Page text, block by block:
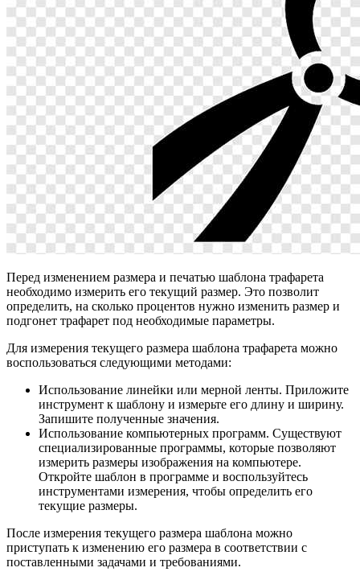
Перед изменением размера и печатью шаблона трафарета
необходимо измерить его текущий размер. Это позволит
определить, на сколько процентов нужно изменить размер и
подгонет трафарет под необходимые параметры.
Для измерения текущего размера шаблона трафарета можно
воспользоваться следующими методами:
Использование линейки или мерной ленты. Приложите
инструмент к шаблону и измерьте его длину и ширину.
Запишите полученные значения.
Использование компьютерных программ. Существуют
специализированные программы, которые позволяют
измерить размеры изображения на компьютере.
Откройте шаблон в программе и воспользуйтесь
инструментами измерения, чтобы определить его
текущие размеры.
После измерения текущего размера шаблона можно
приступать к изменению его размера в соответствии с
поставленными задачами и требованиями.